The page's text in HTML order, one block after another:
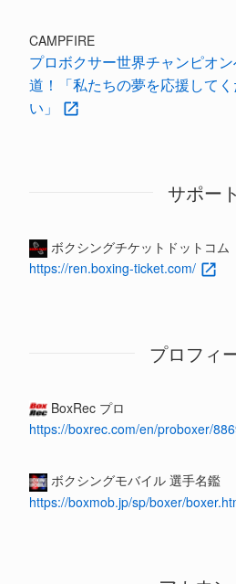
CAMPFIRE
プロボクサー世界チャンピオ
道！「私たちの夢を応援してく
い」
サポート
ボクシングチケットドットコム
https://ren.boxing-ticket.com/
プロフィ
BoxRec プロ
https://boxrec.com/en/proboxer/
ボクシングモバイル 選手名鑑
https://boxmob.jp/sp/boxer/